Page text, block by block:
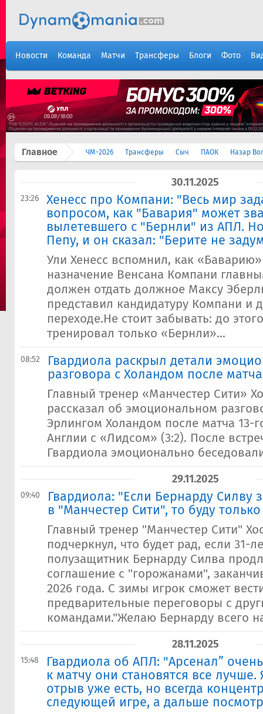
Новости Команда Матчи Трансферы Блоги Фото
Главное ЧМ-2026 Трансферы Сыч ПАОК Назар
30.11.2025
23:26
​Хенесс про Компани: "Весь мир
вопросом, как "Бавария" может
вылетевшего с "Бернли" из АПЛ.
Пепу, и он сказал: "Берите не
Ули Хенесс вспомнил, как
назначение Венсана Компани
должен отдать должное Максу
представил кандидатуру Компани и
переходе.Не стоит забывать: до
тренировал только «Бернли»...
08:52
Гвардиола раскрыл детали
разговора с Холандом после
Главный тренер «Манчестер Сити»
рассказал об эмоциональном
Эрлингом Холандом после матча 13-
Англии с «Лидсом» (3:2). После
Гвардиола эмоционально
29.11.2025
09:40
Гвардиола: "Если Бернарду Силву
в "Манчестер Сити", то буду
Главный тренер "Манчестер Сити"
подчеркнул, что будет рад, если 31-
полузащитник Бернарду Силва
соглашение с "горожанами",
2026 года. С зимы игрок сможет
предварительные переговоры с
командами."Желаю Бернарду всего
28.11.2025
15:48
Гвардиола ​об АПЛ: "Арсенал”
к матчу они становятся все
отрыв уже есть, но всегда
следующей игре, а дальше